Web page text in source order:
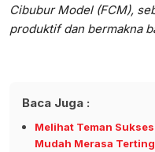
Cibubur Model (FCM),
produktif dan bermakna
Baca Juga :
Melihat Teman
Mudah Merasa